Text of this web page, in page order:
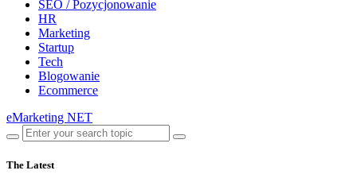
SEO / Pozycjonowanie
HR
Marketing
Startup
Tech
Blogowanie
Ecommerce
eMarketing NET
The Latest